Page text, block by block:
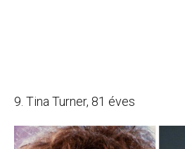
9. Tina Turner, 81 éves